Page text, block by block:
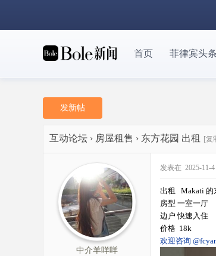
首页 菲律宾头条
发新帖
互动论坛 › 房屋租售 › 东方花园 出租 [复
中介羊咩咩
发表在 2025-11-4
出租 Makati 的
房型 一室一厅
边户 快速入住
价格 18k
欢迎咨询